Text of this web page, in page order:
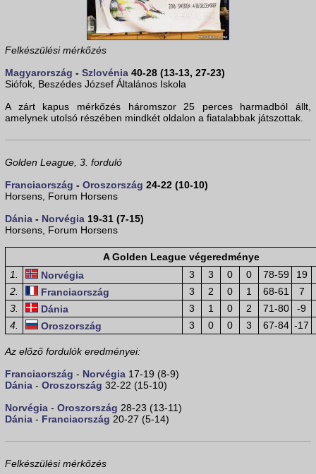
Felkészülési mérkőzés
Magyarország - Szlovénia 40-28 (13-13, 27-23)
Siófok, Beszédes József Általános Iskola
A zárt kapus mérkőzés háromszor 25 perces harmadból állt,
amelynek utolsó részében mindkét oldalon a fiatalabbak játszottak.
Golden League, 3. forduló
Franciaország - Oroszország 24-22 (10-10)
Horsens, Forum Horsens
Dánia - Norvégia 19-31 (7-15)
Horsens, Forum Horsens
A Golden League végeredménye
1.
Norvégia 3 3 0 0 78-59
19
2.
Franciaország 3 2 0 1 68-61
7
3.
Dánia 3 1 0 2 71-80
-9
4.
Oroszország 3 0 0 3 67-84 -17
Az előző fordulók eredményei:
Franciaország - Norvégia 17-19 (8-9)
Dánia - Oroszország 32-22 (15-10)
Norvégia - Oroszország 28-23 (13-11)
Dánia - Franciaország 20-27 (5-14)
Felkészülési mérkőzés